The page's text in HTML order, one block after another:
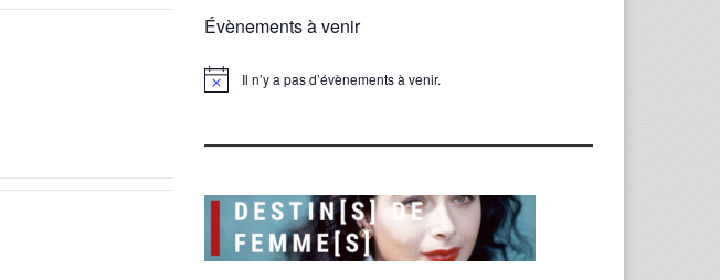
Évènements à venir
Notice Il n’y a pas d’évènements à venir.